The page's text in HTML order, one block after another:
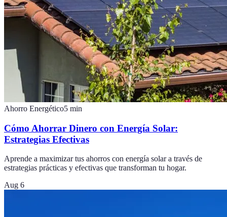
Ahorro Energético5 min
Cómo Ahorrar Dinero con Energía Solar:
Estrategias Efectivas
Aprende a maximizar tus ahorros con energía solar a través de
estrategias prácticas y efectivas que transforman tu hogar.
Aug 6